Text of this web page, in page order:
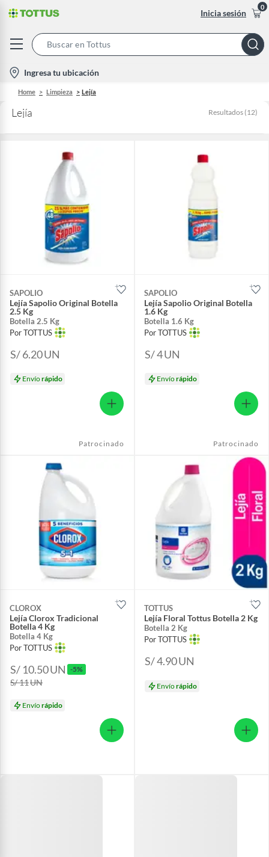
Inicia sesión
0
Bar
location-
icon
Ingresa tu ubicación
Home Limpieza Lejía
Lejía Resultados (12)
SAPOLIO
Lejía Sapolio Original Botella
2.5 Kg
Botella 2.5 Kg
Por TOTTUS
S/ 6.20UN
Envíorápido
Patrocinado
SAPOLIO
Lejía Sapolio Original Botella
1.6 Kg
Botella 1.6 Kg
Por TOTTUS
S/ 4UN
Envíorápido
Patrocinado
CLOROX
Lejía Clorox Tradicional
Botella 4 Kg
Botella 4 Kg
Por TOTTUS
S/ 10.50UN -5%
S/ 11UN
Envíorápido
TOTTUS
Lejía Floral Tottus Botella 2 Kg
Botella 2 Kg
Por TOTTUS
S/ 4.90UN
Envíorápido